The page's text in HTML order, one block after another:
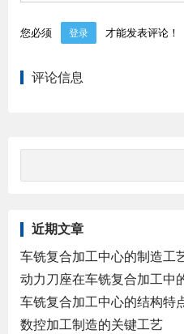
您必须 登录 才能发表评论！
评论信息
近期文章
车铣复合加工中心的制造工
动力刀座在车铣复合加工中
车铣复合加工中心的结构特
数控加工制造的关键工艺